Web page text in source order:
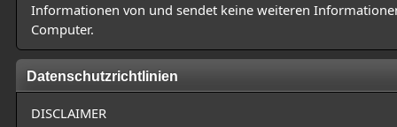
Informationen von und sendet keine weiteren
Computer.
Datenschutzrichtlinien
DISCLAIMER